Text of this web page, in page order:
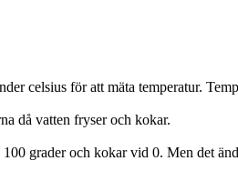
celsius för att mäta temperatur.
då vatten fryser och kokar.
grader och kokar vid 0. Men det